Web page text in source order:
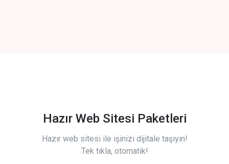
Hazır Web Sitesi Paketleri
Hazır web sitesi ile işinizi dijitale taşıyın!
Tek tıkla, otomatik!